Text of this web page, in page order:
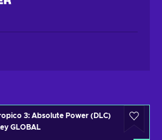
3: Absolute Power (DLC)
GLOBAL